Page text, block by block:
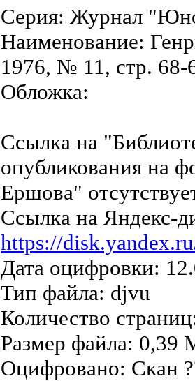
Серия: Журнал
Наименование:
1976, № 11, стр. 68-
Обложка:
Ссылка на
опубликования на
Ершова"
Ссылка на Яндекс-
https://
Дата оцифровки:
Тип файла: djvu
Количество
Размер файла: 0,39
Оцифровано: Скан